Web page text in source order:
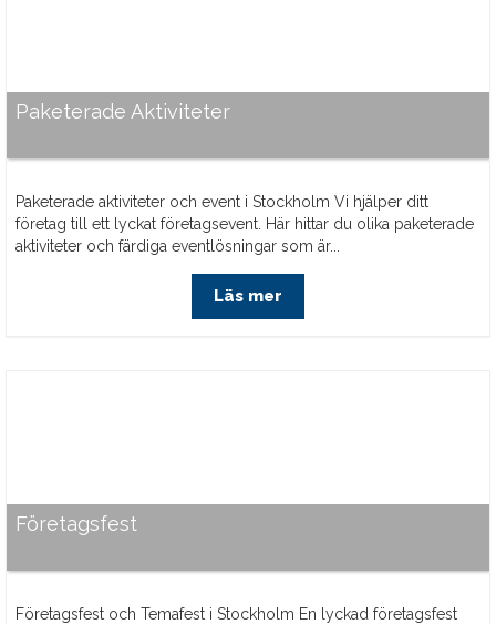
Paketerade Aktiviteter
Paketerade aktiviteter och event i Stockholm Vi hjälper ditt
företag till ett lyckat företagsevent. Här hittar du olika paketerade
aktiviteter och färdiga eventlösningar som är...
Läs mer
Företagsfest
Företagsfest och Temafest i Stockholm En lyckad företagsfest